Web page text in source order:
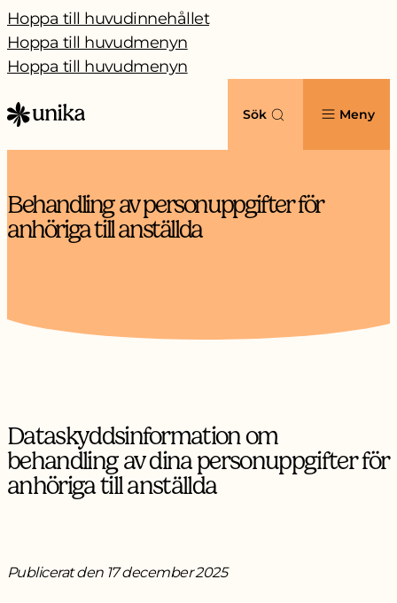
Hoppa till huvudinnehållet
Hoppa till huvudmenyn
Hoppa till huvudmenyn
Sök Meny
Behandling av personuppgifter för
anhöriga till anställda
Dataskyddsinformation om
behandling av dina personuppgifter för
anhöriga till anställda
Publicerat den 17 december 2025